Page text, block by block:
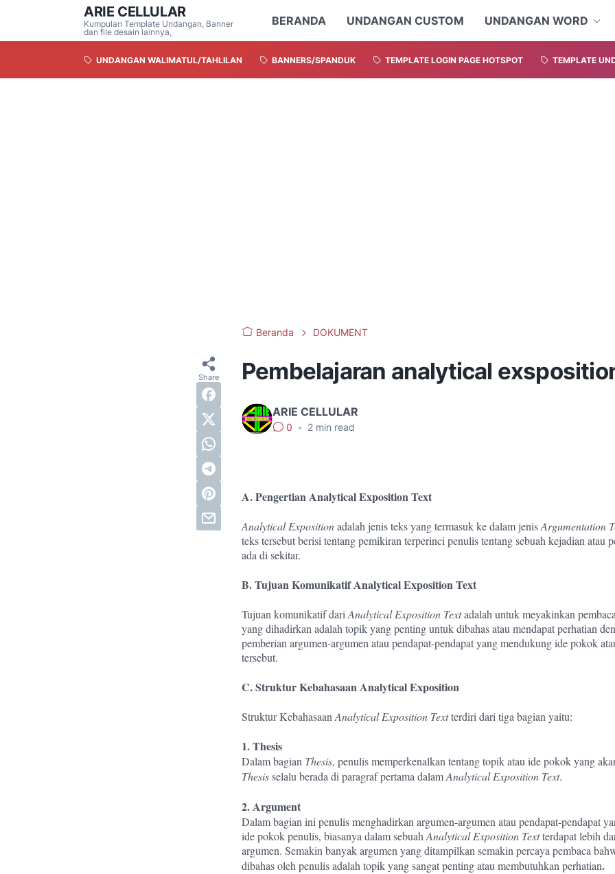
ARIE CELLULAR
Kumpulan Template Undangan, Banner
dan file desain lainnya,
BERANDA UNDANGAN CUSTOM UNDANGAN WORD
UNDANGAN WALIMATUL/TAHLILAN BANNERS/SPANDUK TEMPLATE LOGIN PAGE HOTSPOT TEMPLATE
Beranda DOKUMENT
Pembelajaran analytical
ARIE CELLULAR
0 • 2 min read
A. Pengertian Analytical Exposition Text
Analytical Expositionadalah jenis teks yang termasuk ke dalam jenisArgumentation
teks tersebut berisi tentang pemikiran terperinci penulis tentang sebuah kejadian atau
ada di sekitar.
B. Tujuan Komunikatif Analytical Exposition Text
Tujuan komunikatif dari Analytical Exposition Textadalah untuk meyakinkan
yang dihadirkan adalah topik yang penting untuk dibahas atau mendapat perhatian
pemberian argumen-argumen atau pendapat-pendapat yang mendukung ide pokok
tersebut.
C. Struktur Kebahasaan Analytical Exposition
Struktur Kebahasaan Analytical Exposition Textterdiri dari tiga bagian yaitu:
1. Thesis
Dalam bagian Thesis, penulis memperkenalkan tentang topik atau ide pokok yang
Thesisselalu berada di paragraf pertama dalamAnalytical Exposition Text.
2. Argument
Dalam bagian ini penulis menghadirkan argumen-argumen atau pendapat-pendapat
ide pokok penulis, biasanya dalam sebuah Analytical Exposition Textterdapat lebih
argumen. Semakin banyak argumen yang ditampilkan semakin percaya pembaca
dibahas oleh penulis adalah topik yang sangat penting atau membutuhkan perhatian.